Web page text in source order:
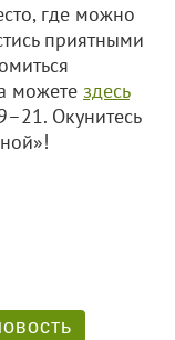
где можно
приятными
можете здесь
Окунитесь